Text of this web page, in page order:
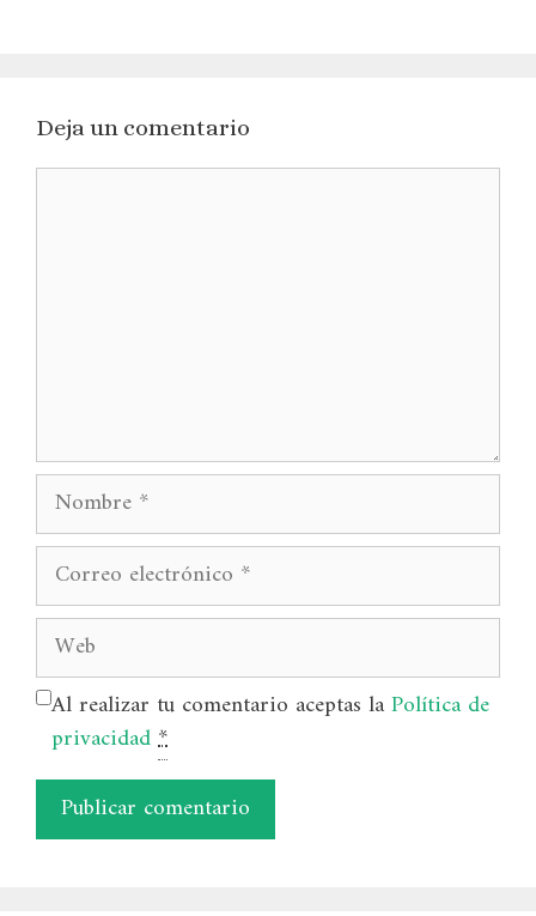
Deja un comentario
Nombre
Correo
electrónico
Web
Al realizar tu comentario aceptas laPolítica de
privacidad*